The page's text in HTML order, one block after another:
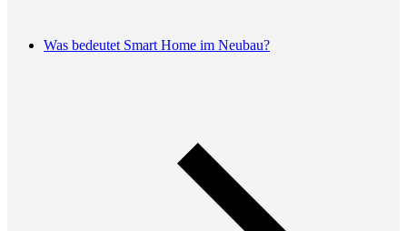
Was bedeutet Smart Home im Neubau?